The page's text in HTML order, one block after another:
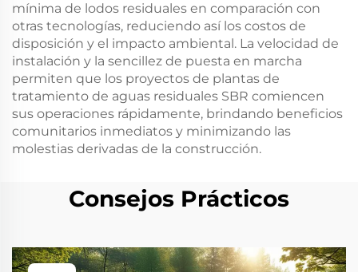
mínima de lodos residuales en comparación con
otras tecnologías, reduciendo así los costos de
disposición y el impacto ambiental. La velocidad de
instalación y la sencillez de puesta en marcha
permiten que los proyectos de plantas de
tratamiento de aguas residuales SBR comiencen
sus operaciones rápidamente, brindando beneficios
comunitarios inmediatos y minimizando las
molestias derivadas de la construcción.
Consejos Prácticos